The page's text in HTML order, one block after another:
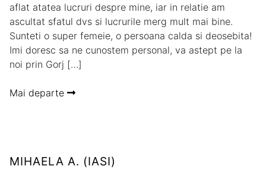
aflat atatea lucruri despre mine, iar in relatie am
ascultat sfatul dvs si lucrurile merg mult mai bine.
Sunteti o super femeie, o persoana calda si deosebita!
Imi doresc sa ne cunostem personal, va astept pe la
noi prin Gorj […]
Mai departe
MIHAELA A. (IASI)